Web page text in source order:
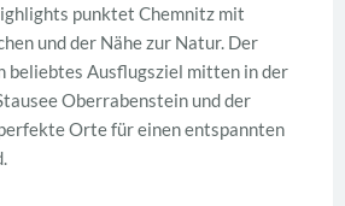
punktet Chemnitz mit
und der Nähe zur Natur. Der
beliebtes Ausflugsziel mitten in der
Oberrabenstein und der
Orte für einen entspannten